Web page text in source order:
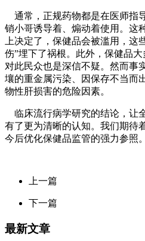
通常，正规药物都是在医师指
销小哥诱导着、煽动着使用。这
上决定了，保健品会被滥用，这
伤”埋下了祸根。此外，保健品大
对此民众也是深信不疑。然而事
壤的重金属污染、因保存不当而
物性肝损害的危险因素。
临床流行病学研究的结论，让
有了更为清晰的认知。我们期待
今后优化保健品监管的强力参照。
上一篇
下一篇
最新文章